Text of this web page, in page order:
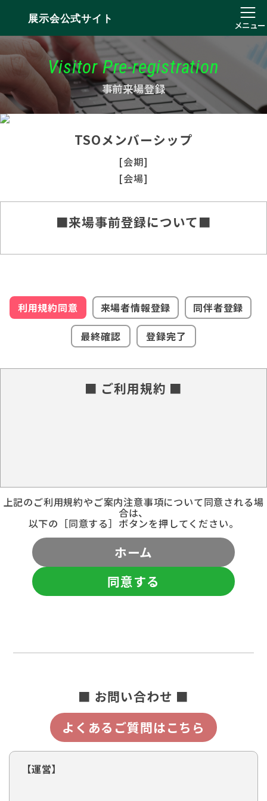
展示会公式サイト
メニュー
Visitor Pre-registration
事前来場登録
TSOメンバーシップ
[会期]
[会場]
■来場事前登録について■
利用規約同意 来場者情報登録
同伴者登録
最終確認
登録完了
■ ご利用規約 ■
上記のご利用規約やご案内注意事項について同意される場
合は、
以下の［同意する］ボタンを押してください。
ホーム
同意する
■ お問い合わせ ■
よくあるご質問はこちら
【運営】